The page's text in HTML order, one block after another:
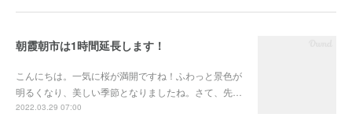
朝霞朝市は1時間延長します！
こんにちは。一気に桜が満開ですね！ふわっと景色が
明るくなり、美しい季節となりましたね。さて、先…
2022.03.29 07:00